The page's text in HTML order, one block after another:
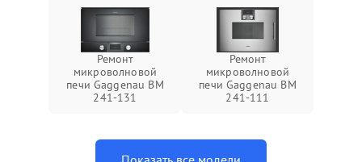
Ремонт
микроволновой
печи Gaggenau BM
241-131
Ремонт
микроволновой
печи Gaggenau BM
241-111